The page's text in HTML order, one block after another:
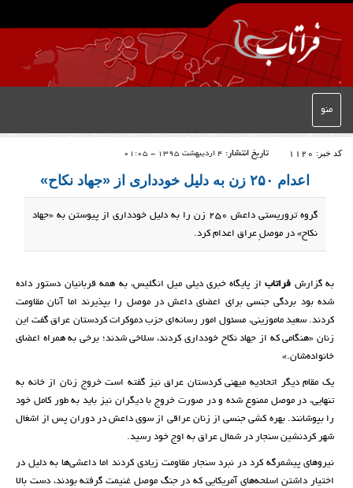
منو
کد خبر: 1120 تاریخ انتشار: 4 اردیبهشت 1395 - 01:05
اعدام ۲۵۰ زن به دلیل خودداری از «جهاد نکاح»
گروه تروریستی داعش 250 زن را به دلیل خودداری از پیوستن به «جهاد
نکاح» در موصلِ عراق اعدام کرد.
به گزارش فراتاب از پایگاه خبری دیلی میل انگلیس، به همه قربانیان دستور داده
شده بود بردگی جنسی برای اعضای داعش در موصل را بپذیرند اما آنان مقاومت
کردند. سعید ماموزینی، مسئول امور رسانه‌ای حزب دموکرات کردستان عراق گفت این
زنان «هنگامی که از جهاد نکاح خودداری کردند، سلاخی شدند؛ برخی به همراه اعضای
خانواده‌شان.»
یک مقام دیگر اتحادیه میهنی کردستان عراق نیز گفته است خروج زنان از خانه به
تنهایی، در موصل ممنوع شده و در صورت خروج با دیگران نیز باید به طور کامل خود
را بپوشانند. بهره کشی جنسی از زنان عراقی از سوی داعش در دوران پس از اشغال
شهر کردنشین سنجار در شمال عراق به اوج خود رسید.
نیروهای پیشمرگه کرد در نبرد سنجار مقاومت زیادی کردند اما داعشی‌ها به دلیل در
اختیار داشتن اسلحه‌های آمریکایی که در جنگ موصل غنیمت گرفته بودند، دست بالا